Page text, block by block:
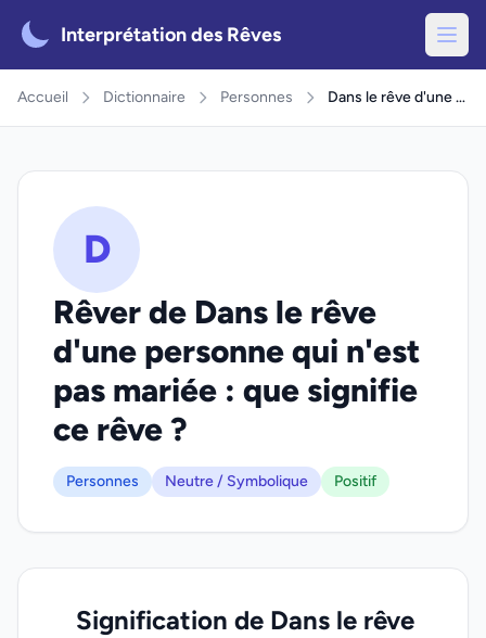
Interprétation des Rêves
Accueil Dictionnaire Personnes Dans le rêve d'une personne qui n'est pas mariée
D
Rêver de Dans le rêve
d'une personne qui n'est
pas mariée : que signifie
ce rêve ?
Personnes Neutre / Symbolique Positif
Signification de Dans le rêve